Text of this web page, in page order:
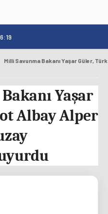
Yaşar
Albay Alper